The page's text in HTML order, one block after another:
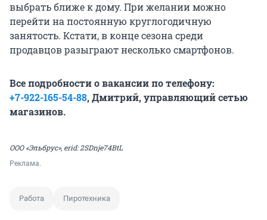
выбрать ближе к дому. При желании можно
перейти на постоянную круглогодичную
занятость. Кстати, в конце сезона среди
продавцов разыграют несколько смартфонов.
Все подробности о вакансии по телефону:
+7-922-165-54-88, Дмитрий, управляющий сетью
магазинов.
ООО «Эльбрус», erid: 2SDnje74BtL
Реклама.
Работа Пиротехника